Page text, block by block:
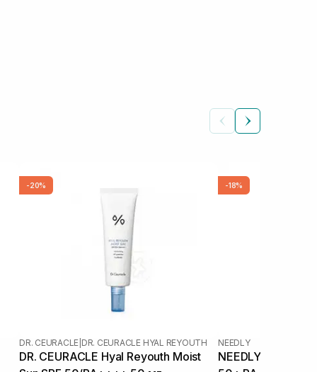
-20%
DR. CEURACLE DR. CEURACLE HYAL REYOUTH
DR. CEURACLE Hyal Reyouth Moist
-18%
NEEDLY
NEEDLY Vegan